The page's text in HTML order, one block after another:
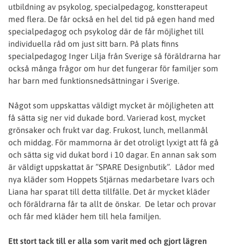
utbildning av psykolog, specialpedagog, konstterapeut
med flera. De får också en hel del tid på egen hand med
specialpedagog och psykolog där de får möjlighet till
individuella råd om just sitt barn. På plats finns
specialpedagog Inger Lilja från Sverige så föräldrarna har
också många frågor om hur det fungerar för familjer som
har barn med funktionsnedsättningar i Sverige.
Något som uppskattas väldigt mycket är möjligheten att
få sätta sig ner vid dukade bord. Varierad kost, mycket
grönsaker och frukt var dag. Frukost, lunch, mellanmål
och middag. För mammorna är det otroligt lyxigt att få gå
och sätta sig vid dukat bord i 10 dagar. En annan sak som
är väldigt uppskattat är ”SPARE Designbutik”. Lådor med
nya kläder som Hoppets Stjärnas medarbetare Ivars och
Liana har sparat till detta tillfälle. Det är mycket kläder
och föräldrarna får ta allt de önskar. De letar och provar
och får med kläder hem till hela familjen.
Ett stort tack till er alla som varit med och gjort lägren